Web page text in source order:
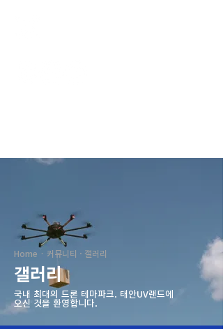
Home · 커뮤니티 · 갤러리
갤러리
국내 최대의 드론 테마파크. ​태안UV랜드에
오신 것을 환영합니다.